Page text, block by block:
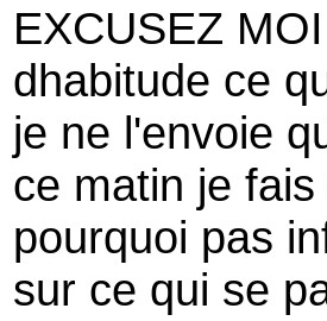
EXCUSEZ MOI
dhabitude ce
je ne l'envoie
ce matin je
pourquoi pas
sur ce qui se